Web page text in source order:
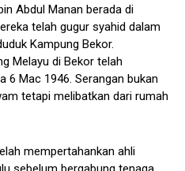
Abdul Manan berada di
telah gugur syahid dalam
Kampung Bekor.
Melayu di Bekor telah
6 Mac 1946. Serangan bukan
tetapi melibatkan dari rumah
mempertahankan ahli